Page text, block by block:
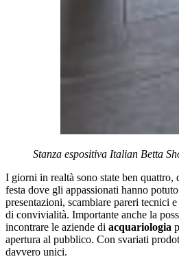
Stanza espositiva Italian Betta
I giorni in realtà sono state ben quattro,
festa dove gli appassionati hanno
presentazioni, scambiare pareri tecnici
di convivialità. Importante anche la
incontrare le aziende di acquariologia
apertura al pubblico. Con svariati
davvero unici.